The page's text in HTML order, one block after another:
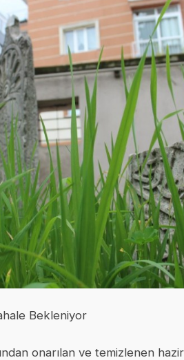
Bekleniyor
onarılan ve temizlenen